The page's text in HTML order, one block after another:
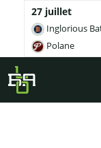
27 juillet
Inglorious
Polane
Skip to main content